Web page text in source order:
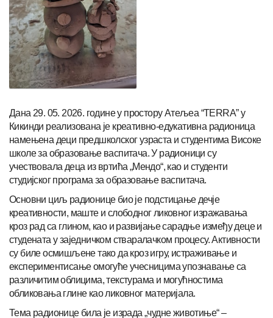
Дана 29. 05. 2026. године у простору Атељеа “TERRA” у
Кикинди реализована је креативно-едукативна радионица
намењена деци предшколског узраста и студентима Високе
школе за образовање васпитача. У радионици су
учествовала деца из вртића „Мендо“, као и студенти
студијског програма за образовање васпитача.
Основни циљ радионице био је подстицање дечје
креативности, маште и слободног ликовног изражавања
кроз рад са глином, као и развијање сарадње између деце и
студената у заједничком стваралачком процесу. Активности
су биле осмишљене тако да кроз игру, истраживање и
експериментисање омогуће учесницима упознавање са
различитим облицима, текстурама и могућностима
обликовања глине као ликовног материјала.
Тема радионице била је израда „чудне животиње“ –